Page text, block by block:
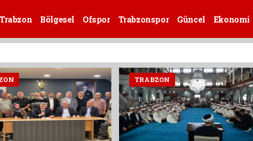
Bölgesel Ofspor Trabzonspor Güncel Ekonomi
TRABZON